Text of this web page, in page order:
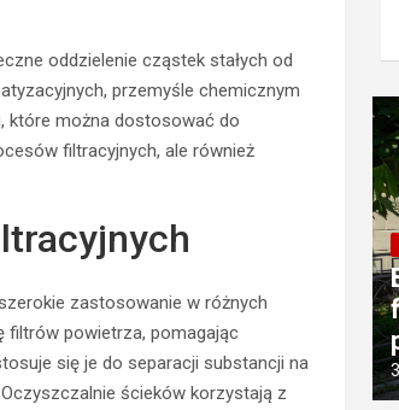
oddzielenie cząstek stałych od
przemyśle chemicznym
które można dostosować do
filtracyjnych, ale również
zastosowanie w różnych
filtrów powietrza, pomagając
się je do separacji substancji na
ścieków korzystają z